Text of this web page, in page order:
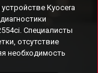
Kyocera
Специалисты
отсутствие
необходимость